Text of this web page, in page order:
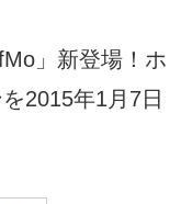
」新登場！ホ
2015年1月7日